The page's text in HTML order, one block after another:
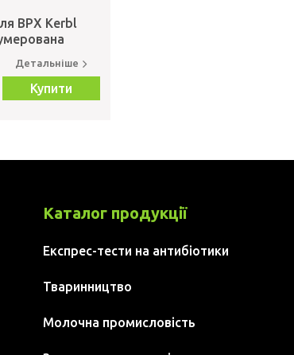
ВРХ Kerbl
Детальніше
Купити
Каталог продукції
Експрес-тести на антибіотики
Тваринництво
Молочна промисловість